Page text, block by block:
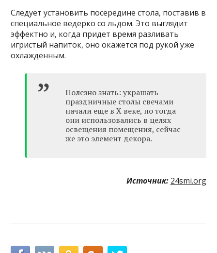
Следует установить посередине стола, поставив в
специальное ведерко со льдом. Это выглядит
эффектно и, когда придет время разливать
игристый напиток, оно окажется под рукой уже
охлажденным.
Полезно знать: украшать
праздничные столы свечами
начали еще в X веке, но тогда
они использовались в целях
освещения помещения, сейчас
же это элемент декора.
Источник: 24smi.org